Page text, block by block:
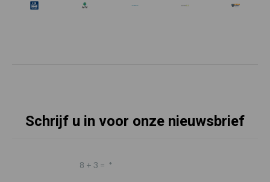
Schrijf u in voor onze nieuwsbrief
8 + 3 = *